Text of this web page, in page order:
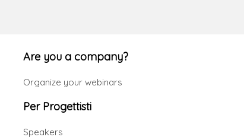
Are you a company?
Organize your webinars
Per Progettisti
Speakers